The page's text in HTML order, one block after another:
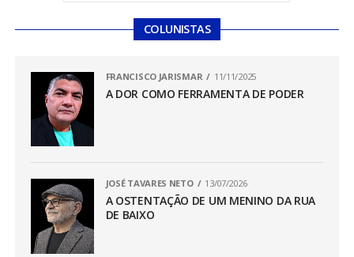
COLUNISTAS
FRANCISCO JARISMAR 11/11/2025
A DOR COMO FERRAMENTA DE PODER
JOSÉ TAVARES NETO 13/07/2026
A OSTENTAÇÃO DE UM MENINO DA RUA
DE BAIXO